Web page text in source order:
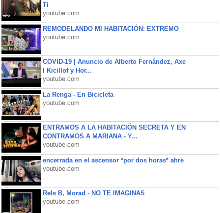
Ti
youtube.com
REMODELANDO MI HABITACIÓN: EXTREMO
youtube.com
COVID-19 | Anuncio de Alberto Fernández, Axe
l Kicillof y Hor...
youtube.com
La Renga - En Bicicleta
youtube.com
ENTRAMOS A LA HABITACIÓN SECRETA Y EN
CONTRAMOS A MARIANA - Y...
youtube.com
encerrada en el ascensor *por dos horas* ahre
youtube.com
Rels B, Morad - NO TE IMAGINAS
youtube.com